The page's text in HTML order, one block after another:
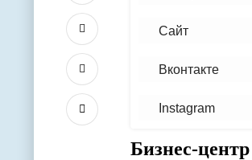
Сайт
Вконтакте
Instagram
Бизнес-